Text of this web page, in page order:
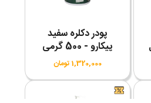
پودر دکلره سفید
پیکارو - 500 گرمی
1,320,000 تومان